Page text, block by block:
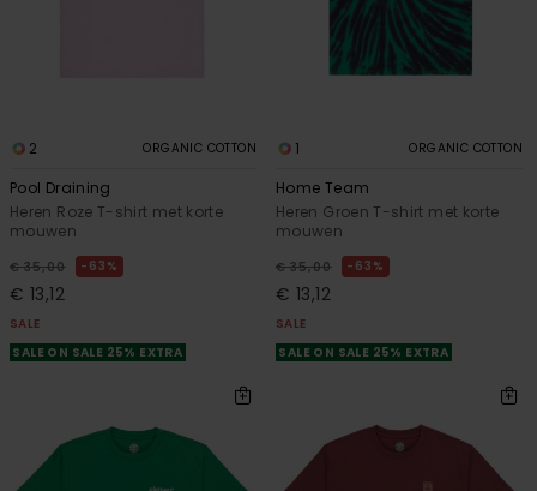
2 ORGANIC COTTON
Pool Draining
Heren Roze T-shirt met korte
mouwen
€ 35,00 63%
€ 13,12
SALE
SALE ON SALE 25% EXTRA
1 ORGANIC COTTON
Home Team
Heren Groen T-shirt met korte
mouwen
€ 35,00 63%
€ 13,12
SALE
SALE ON SALE 25% EXTRA